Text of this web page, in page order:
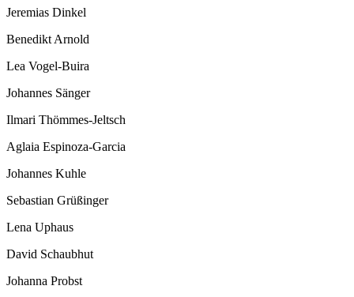
Jeremias Dinkel
Benedikt Arnold
Lea Vogel-Buira
Johannes Sänger
Ilmari Thömmes-Jeltsch
Aglaia Espinoza-Garcia
Johannes Kuhle
Sebastian Grüßinger
Lena Uphaus
David Schaubhut
Johanna Probst